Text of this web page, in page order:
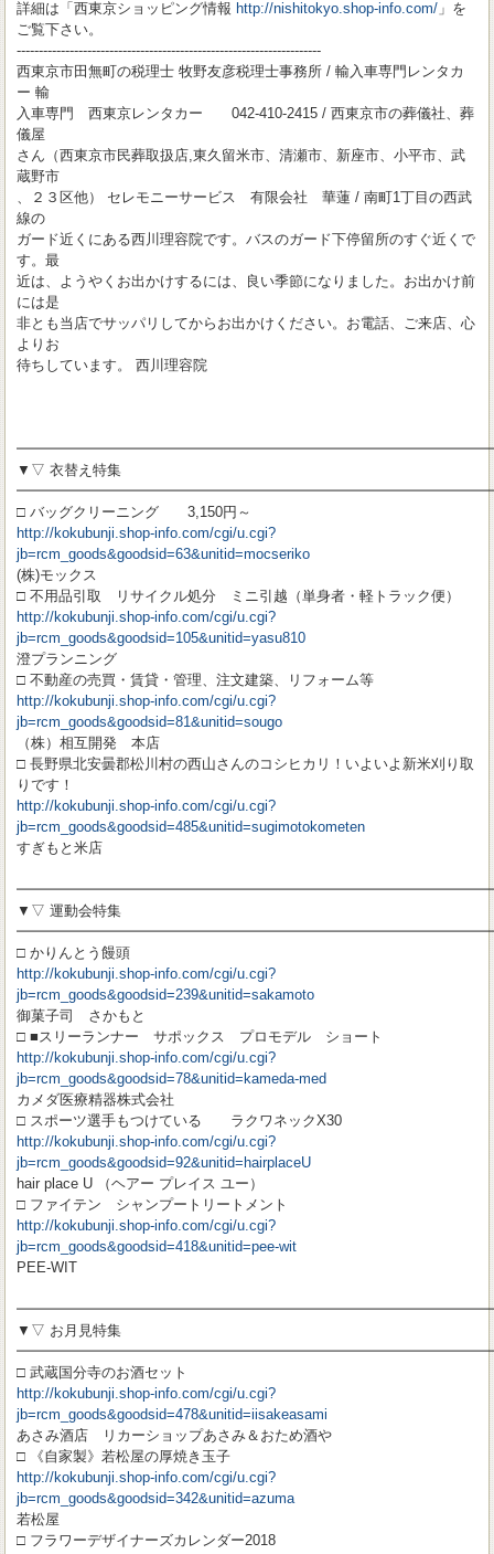
詳細は「西東京ショッピング情報 http://nishitokyo.shop-info.com/ 」を
ご覧下さい。
---------------------------------------------------------------------
西東京市田無町の税理士 牧野友彦税理士事務所 / 輸入車専門レンタカ
ー 輸
入車専門 西東京レンタカー 042-410-2415 / 西東京市の葬儀社、葬
儀屋
さん（西東京市民葬取扱店,東久留米市、清瀬市、新座市、小平市、武
蔵野市
、２３区他） セレモニーサービス 有限会社 華蓮 / 南町1丁目の西武
線の
ガード近くにある西川理容院です。バスのガード下停留所のすぐ近くで
す。最
近は、ようやくお出かけするには、良い季節になりました。お出かけ前
には是
非とも当店でサッパリしてからお出かけください。お電話、ご来店、心
よりお
待ちしています。 西川理容院
▼▽ 衣替え特集
□ バッグクリーニング 3,150円～
http://kokubunji.shop-info.com/cgi/u.cgi?
jb=rcm_goods&goodsid=63&unitid=mocseriko
(株)モックス
□ 不用品引取 リサイクル処分 ミニ引越（単身者・軽トラック便）
http://kokubunji.shop-info.com/cgi/u.cgi?
jb=rcm_goods&goodsid=105&unitid=yasu810
澄プランニング
□ 不動産の売買・賃貸・管理、注文建築、リフォーム等
http://kokubunji.shop-info.com/cgi/u.cgi?
jb=rcm_goods&goodsid=81&unitid=sougo
（株）相互開発 本店
□ 長野県北安曇郡松川村の西山さんのコシヒカリ！いよいよ新米刈り取
りです！
http://kokubunji.shop-info.com/cgi/u.cgi?
jb=rcm_goods&goodsid=485&unitid=sugimotokometen
すぎもと米店
▼▽ 運動会特集
□ かりんとう饅頭
http://kokubunji.shop-info.com/cgi/u.cgi?
jb=rcm_goods&goodsid=239&unitid=sakamoto
御菓子司 さかもと
□ ■スリーランナー サポックス プロモデル ショート
http://kokubunji.shop-info.com/cgi/u.cgi?
jb=rcm_goods&goodsid=78&unitid=kameda-med
カメダ医療精器株式会社
□ スポーツ選手もつけている ラクワネックX30
http://kokubunji.shop-info.com/cgi/u.cgi?
jb=rcm_goods&goodsid=92&unitid=hairplaceU
hair place U （ヘアー プレイス ユー）
□ ファイテン シャンプートリートメント
http://kokubunji.shop-info.com/cgi/u.cgi?
jb=rcm_goods&goodsid=418&unitid=pee-wit
PEE-WIT
▼▽ お月見特集
□ 武蔵国分寺のお酒セット
http://kokubunji.shop-info.com/cgi/u.cgi?
jb=rcm_goods&goodsid=478&unitid=iisakeasami
あさみ酒店 リカーショップあさみ＆おため酒や
□ 《自家製》若松屋の厚焼き玉子
http://kokubunji.shop-info.com/cgi/u.cgi?
jb=rcm_goods&goodsid=342&unitid=azuma
若松屋
□ フラワーデザイナーズカレンダー2018